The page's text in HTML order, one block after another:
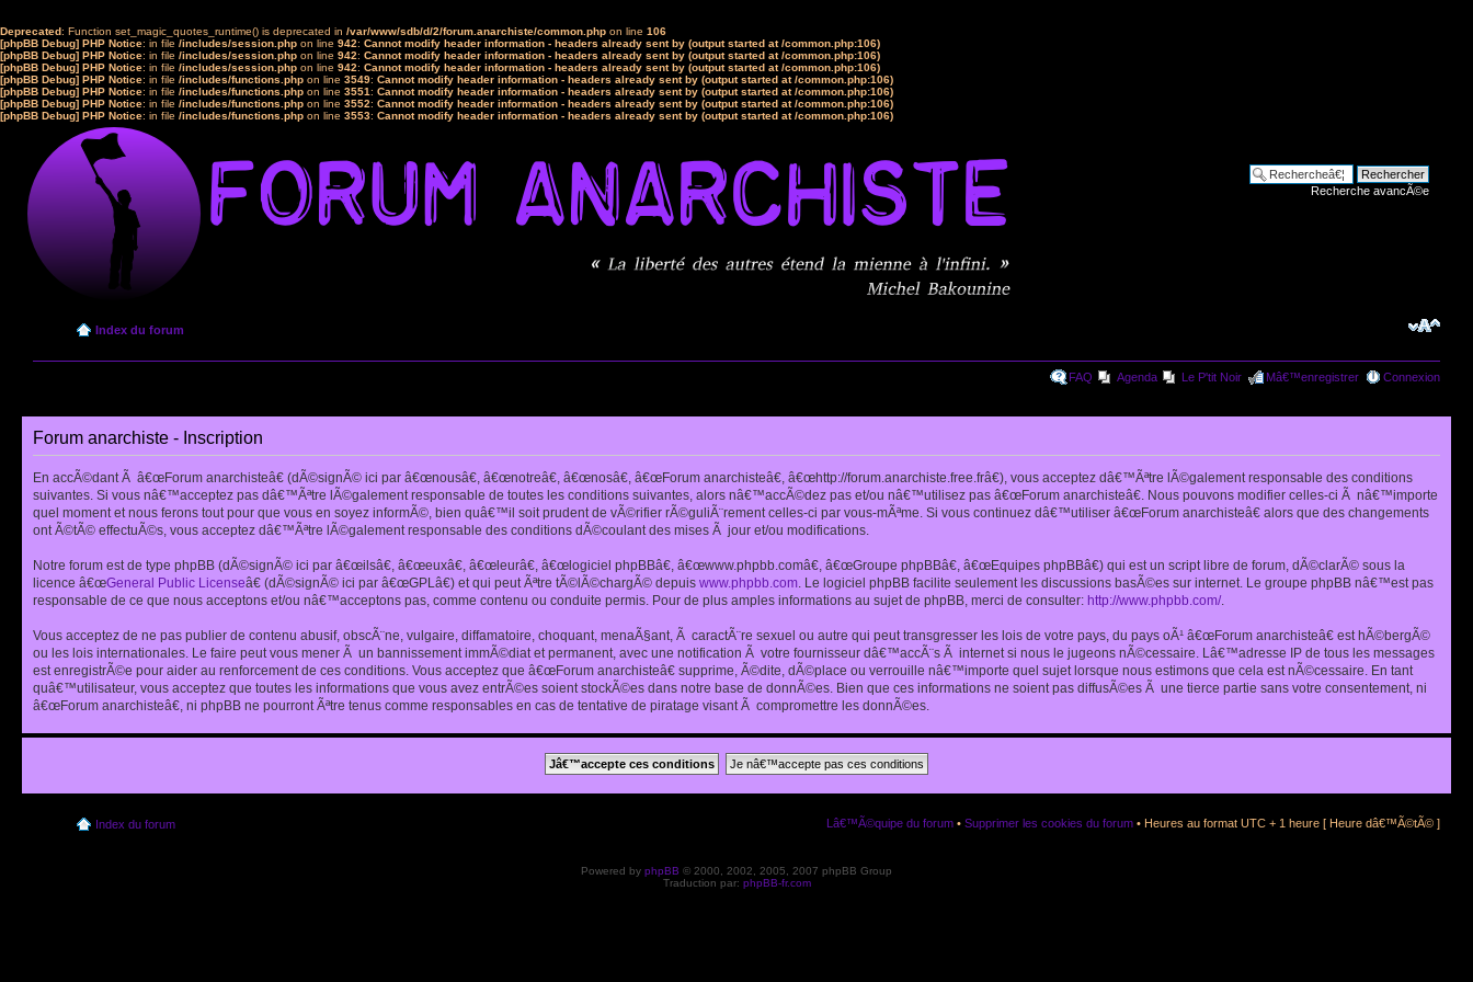
Deprecated: Function set_magic_quotes_runtime() is deprecated in /var/www/sdb/d/2/forum.anarchiste/common.php on line 106
[phpBB Debug] PHP Notice: in file /includes/session.php on line 942: Cannot modify header information - headers already sent by (output started at /common.php:106)
[phpBB Debug] PHP Notice: in file /includes/session.php on line 942: Cannot modify header information - headers already sent by (output started at /common.php:106)
[phpBB Debug] PHP Notice: in file /includes/session.php on line 942: Cannot modify header information - headers already sent by (output started at /common.php:106)
[phpBB Debug] PHP Notice: in file /includes/functions.php on line 3549: Cannot modify header information - headers already sent by (output started at /common.php:106)
[phpBB Debug] PHP Notice: in file /includes/functions.php on line 3551: Cannot modify header information - headers already sent by (output started at /common.php:106)
[phpBB Debug] PHP Notice: in file /includes/functions.php on line 3552: Cannot modify header information - headers already sent by (output started at /common.php:106)
[phpBB Debug] PHP Notice: in file /includes/functions.php on line 3553: Cannot modify header information - headers already sent by (output started at /common.php:106)
Recherche avancÃ©e
Index du forum
FAQ Agenda Le P'tit Noir Mâ€™enregistrer Connexion
Forum anarchiste - Inscription
En accÃ©dant Ã â€œForum anarchisteâ€ (dÃ©signÃ© ici par â€œnousâ€, â€œnotreâ€, â€œnosâ€, â€œForum anarchisteâ€, â€œhttp://forum.anarchiste.free.frâ€), vous acceptez dâ€™Ãªtre lÃ©galement responsable des conditions
suivantes. Si vous nâ€™acceptez pas dâ€™Ãªtre lÃ©galement responsable de toutes les conditions suivantes, alors nâ€™accÃ©dez pas et/ou nâ€™utilisez pas â€œForum anarchisteâ€. Nous pouvons modifier celles-ci Ã nâ€™importe
quel moment et nous ferons tout pour que vous en soyez informÃ©, bien quâ€™il soit prudent de vÃ©rifier rÃ©guliÃ¨rement celles-ci par vous-mÃªme. Si vous continuez dâ€™utiliser â€œForum anarchisteâ€ alors que des changements
ont Ã©tÃ© effectuÃ©s, vous acceptez dâ€™Ãªtre lÃ©galement responsable des conditions dÃ©coulant des mises Ã jour et/ou modifications.
Notre forum est de type phpBB (dÃ©signÃ© ici par â€œilsâ€, â€œeuxâ€, â€œleurâ€, â€œlogiciel phpBBâ€, â€œwww.phpbb.comâ€, â€œGroupe phpBBâ€, â€œEquipes phpBBâ€) qui est un script libre de forum, dÃ©clarÃ© sous la
licence â€œGeneral Public Licenseâ€ (dÃ©signÃ© ici par â€œGPLâ€) et qui peut Ãªtre tÃ©lÃ©chargÃ© depuis www.phpbb.com. Le logiciel phpBB facilite seulement les discussions basÃ©es sur internet. Le groupe phpBB nâ€™est pas
responsable de ce que nous acceptons et/ou nâ€™acceptons pas, comme contenu ou conduite permis. Pour de plus amples informations au sujet de phpBB, merci de consulter: http://www.phpbb.com/.
Vous acceptez de ne pas publier de contenu abusif, obscÃ¨ne, vulgaire, diffamatoire, choquant, menaÃ§ant, Ã caractÃ¨re sexuel ou autre qui peut transgresser les lois de votre pays, du pays oÃ¹ â€œForum anarchisteâ€ est hÃ©bergÃ©
ou les lois internationales. Le faire peut vous mener Ã un bannissement immÃ©diat et permanent, avec une notification Ã votre fournisseur dâ€™accÃ¨s Ã internet si nous le jugeons nÃ©cessaire. Lâ€™adresse IP de tous les messages
est enregistrÃ©e pour aider au renforcement de ces conditions. Vous acceptez que â€œForum anarchisteâ€ supprime, Ã©dite, dÃ©place ou verrouille nâ€™importe quel sujet lorsque nous estimons que cela est nÃ©cessaire. En tant
quâ€™utilisateur, vous acceptez que toutes les informations que vous avez entrÃ©es soient stockÃ©es dans notre base de donnÃ©es. Bien que ces informations ne soient pas diffusÃ©es Ã une tierce partie sans votre consentement, ni
â€œForum anarchisteâ€, ni phpBB ne pourront Ãªtre tenus comme responsables en cas de tentative de piratage visant Ã compromettre les donnÃ©es.
Index du forum Lâ€™Ã©quipe du forum • Supprimer les cookies du forum • Heures au format UTC + 1 heure [ Heure dâ€™Ã©tÃ© ]
Powered by phpBB © 2000, 2002, 2005, 2007 phpBB Group
Traduction par: phpBB-fr.com